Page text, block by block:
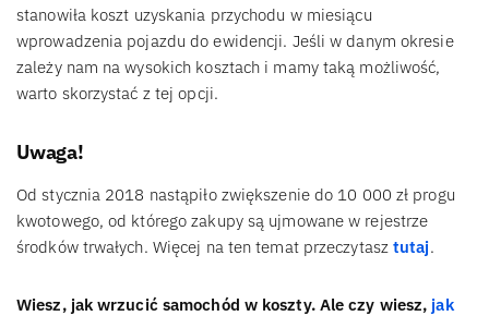
stanowiła koszt uzyskania przychodu w miesiącu
wprowadzenia pojazdu do ewidencji. Jeśli w danym okresie
zależy nam na wysokich kosztach i mamy taką możliwość,
warto skorzystać z tej opcji.
Uwaga!
Od stycznia 2018 nastąpiło zwiększenie do 10 000 zł progu
kwotowego, od którego zakupy są ujmowane w rejestrze
środków trwałych. Więcej na ten temat przeczytasz tutaj.
Wiesz, jak wrzucić samochód w koszty. Ale czy wiesz, jak